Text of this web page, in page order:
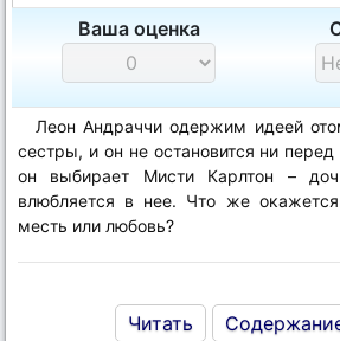
Ваша оценка
Леон Андраччи одержим идеей
сестры, и он не остановится ни
он выбирает Мисти Карлтон –
влюбляется в нее. Что же
месть или любовь?
Читать